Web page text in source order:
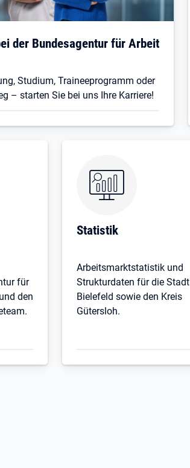
der Bundesagentur für Arbeit
Studium, Traineeprogramm oder
– starten Sie bei uns Ihre Karriere!
für
den
Statistik
Arbeitsmarktstatistik und
Strukturdaten für die Stadt
Bielefeld sowie den Kreis
Gütersloh.